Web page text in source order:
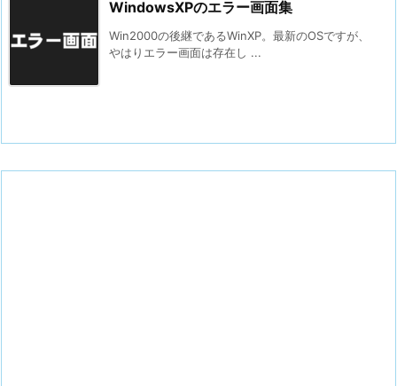
WindowsXPのエラー画面集
Win2000の後継であるWinXP。最新のOSですが、
やはりエラー画面は存在し ...